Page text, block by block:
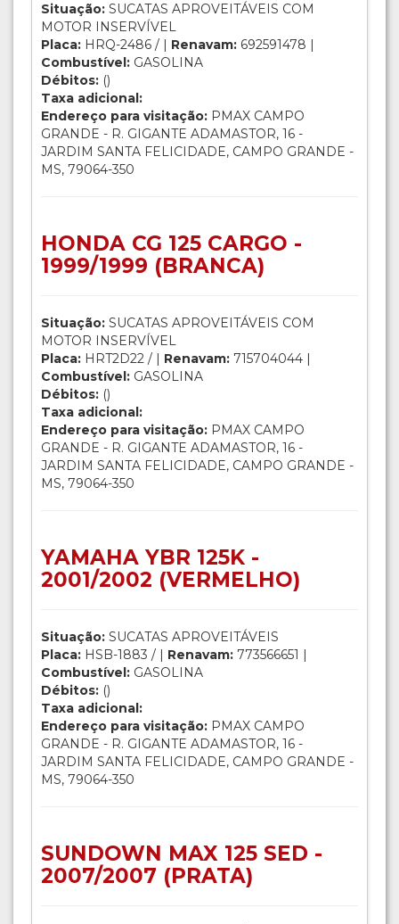
Situação: SUCATAS APROVEITÁVEIS COM
MOTOR INSERVÍVEL
Placa: HRQ-2486 / | Renavam: 692591478 |
Combustível: GASOLINA
Débitos: ()
Taxa adicional:
Endereço para visitação: PMAX CAMPO
GRANDE - R. GIGANTE ADAMASTOR, 16 -
JARDIM SANTA FELICIDADE, CAMPO GRANDE -
MS, 79064-350
HONDA CG 125 CARGO -
1999/1999 (BRANCA)
Situação: SUCATAS APROVEITÁVEIS COM
MOTOR INSERVÍVEL
Placa: HRT2D22 / | Renavam: 715704044 |
Combustível: GASOLINA
Débitos: ()
Taxa adicional:
Endereço para visitação: PMAX CAMPO
GRANDE - R. GIGANTE ADAMASTOR, 16 -
JARDIM SANTA FELICIDADE, CAMPO GRANDE -
MS, 79064-350
YAMAHA YBR 125K -
2001/2002 (VERMELHO)
Situação: SUCATAS APROVEITÁVEIS
Placa: HSB-1883 / | Renavam: 773566651 |
Combustível: GASOLINA
Débitos: ()
Taxa adicional:
Endereço para visitação: PMAX CAMPO
GRANDE - R. GIGANTE ADAMASTOR, 16 -
JARDIM SANTA FELICIDADE, CAMPO GRANDE -
MS, 79064-350
SUNDOWN MAX 125 SED -
2007/2007 (PRATA)